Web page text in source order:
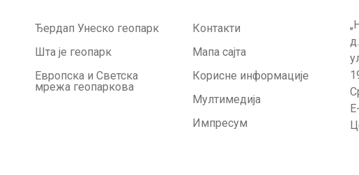
Ђердап Унеско геопарк
Шта је геопарк
Европска и Светска
мрежа геопаркова
Контакти
Мапа сајта
Корисне информације
Мултимедија
Импресум